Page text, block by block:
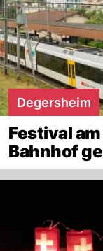
Degersheim
Festival
Bahnhof